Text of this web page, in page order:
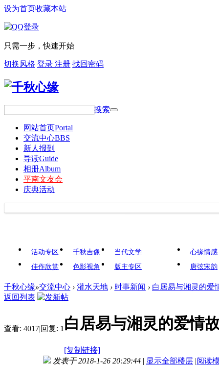
设为首页收藏本站
只需一步，快速开始
切换风格 登录 注册 找回密码
搜索
网站首页Portal
交流中心BBS
新人报到
导读Guide
相册Album
平南文友会
庆典活动
活动专区 千秋吉像
当代文学
佳作欣赏
色影视角 版主专区
心缘情感
唐弦宋韵
千秋心缘»交流中心 › 灌水天地 › 时事新闻 › 白居易与湘灵的爱
返回列表
查看: 4017|回复: 1 白居易与湘灵的爱情
[复制链接]
发表于 2018-1-26 20:29:44 | 显示全部楼层 |阅读